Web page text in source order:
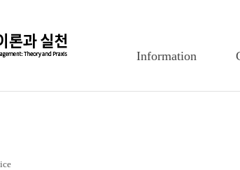
Information